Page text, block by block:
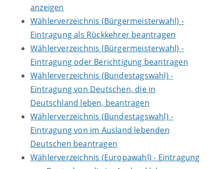
anzeigen
Wählerverzeichnis (Bürgermeisterwahl) -
Eintragung als Rückkehrer beantragen
Wählerverzeichnis (Bürgermeisterwahl) -
Eintragung oder Berichtigung beantragen
Wählerverzeichnis (Bundestagswahl) -
Eintragung von Deutschen, die in
Deutschland leben, beantragen
Wählerverzeichnis (Bundestagswahl) -
Eintragung von im Ausland lebenden
Deutschen beantragen
Wählerverzeichnis (Europawahl) - Eintragung